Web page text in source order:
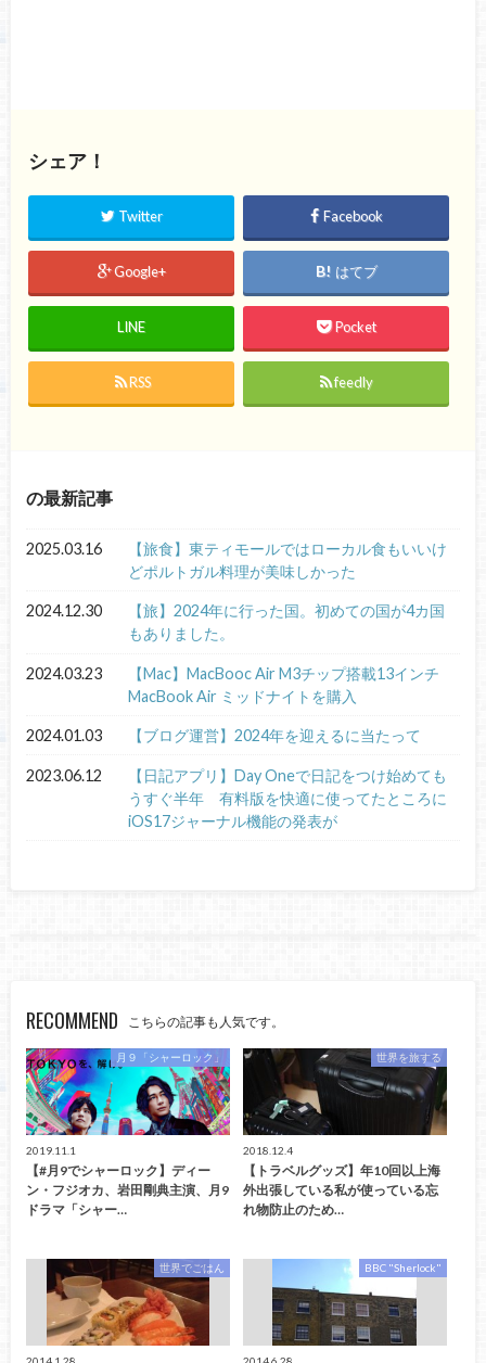
シェア！
Twitter Facebook
Google+ はてブ
LINE Pocket
RSS feedly
の最新記事
2025.03.16
【旅食】東ティモールではローカル食もいいけ
どポルトガル料理が美味しかった
2024.12.30
【旅】2024年に行った国。初めての国が4カ国
もありました。
2024.03.23
【Mac】MacBooc Air M3チップ搭載13インチ
MacBook Air ミッドナイトを購入
2024.01.03 【ブログ運営】2024年を迎えるに当たって
2023.06.12
【日記アプリ】Day Oneで日記をつけ始めても
うすぐ半年 有料版を快適に使ってたところに
iOS17ジャーナル機能の発表が
RECOMMEND こちらの記事も人気です。
月９「シャーロック」
2019.11.1
【#月9でシャーロック】ディー
ン・フジオカ、岩田剛典主演、月9
ドラマ「シャー…
世界を旅する
2018.12.4
【トラベルグッズ】年10回以上海
外出張している私が使っている忘
れ物防止のため…
世界でごはん BBC "Sherlock"